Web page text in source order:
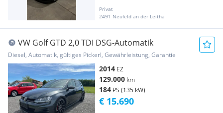
Privat
2491 Neufeld an der Leitha
VW Golf GTD 2,0 TDI DSG-Automatik
Diesel, Automatik, gültiges Pickerl, Gewährleistung, Garantie
2014 EZ
129.000 km
184 PS (135 kW)
€ 15.690